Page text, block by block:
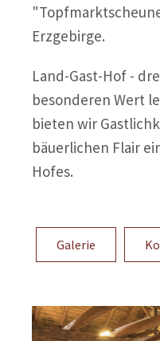
Erzgebirge.
Land-Gast-Hof -
besonderen Wert
bieten wir
bäuerlichen Flair
Hofes.
Galerie